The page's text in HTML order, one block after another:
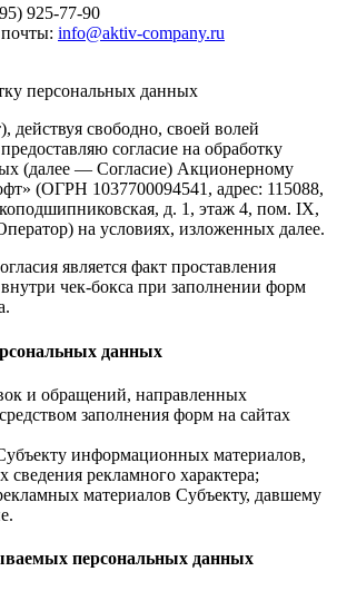
925-77-90
info@aktiv-company.ru
персональных данных
действуя свободно, своей волей
согласие на обработку
(далее — Согласие) Акционерному
(ОГРН 1037700094541, адрес: 115088,
д. 1, этаж 4, пом. IX,
на условиях, изложенных далее.
является факт проставления
чек-бокса при заполнении форм
данных
и обращений, направленных
заполнения форм на сайтах
информационных материалов,
сведения рекламного характера;
материалов Субъекту, давшему
персональных данных